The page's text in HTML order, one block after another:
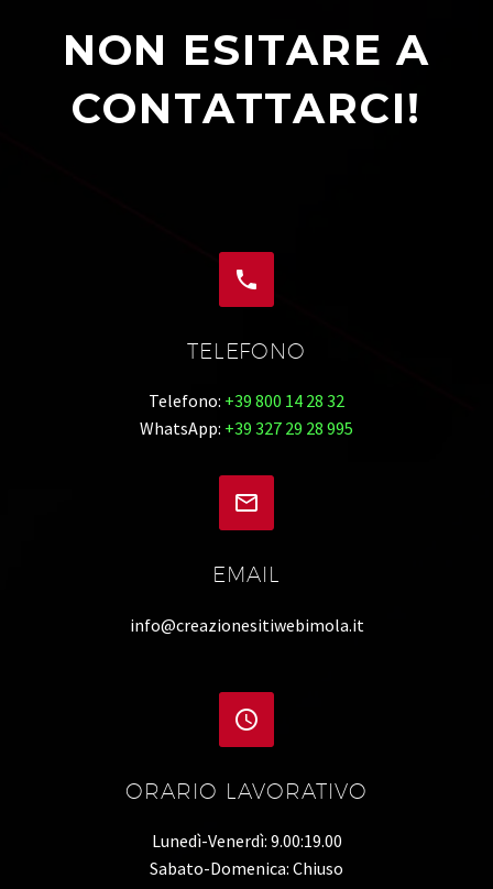
NON ESITARE A
CONTATTARCI!


TELEFONO
Telefono: +39 800 14 28 32
WhatsApp: +39 327 29 28 995


EMAIL
info@creazionesitiwebimola.it


ORARIO LAVORATIVO
Lunedì-Venerdì: 9.00:19.00
Sabato-Domenica: Chiuso